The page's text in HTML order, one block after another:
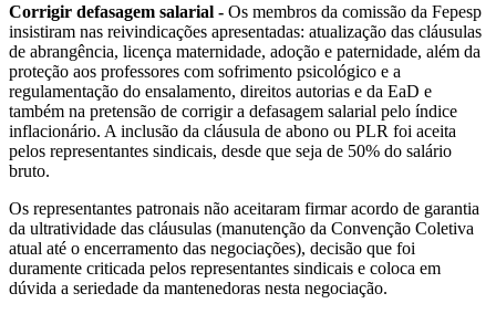
Corrigir defasagem salarial - Os membros da comissão da Fepesp
insistiram nas reivindicações apresentadas: atualização das cláusulas
de abrangência, licença maternidade, adoção e paternidade, além da
proteção aos professores com sofrimento psicológico e a
regulamentação do ensalamento, direitos autorias e da EaD e
também na pretensão de corrigir a defasagem salarial pelo índice
inflacionário. A inclusão da cláusula de abono ou PLR foi aceita
pelos representantes sindicais, desde que seja de 50% do salário
bruto.
Os representantes patronais não aceitaram firmar acordo de garantia
da ultratividade das cláusulas (manutenção da Convenção Coletiva
atual até o encerramento das negociações), decisão que foi
duramente criticada pelos representantes sindicais e coloca em
dúvida a seriedade da mantenedoras nesta negociação.